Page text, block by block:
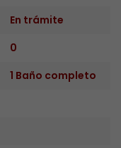
En trámite
0
1 Baño completo